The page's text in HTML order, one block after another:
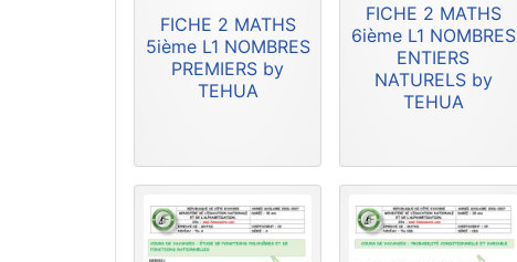
FICHE 2 MATHS
5ième L1 NOMBRES
PREMIERS by
TEHUA
FICHE 2 MATHS
6ième L1 NOMBRES
ENTIERS
NATURELS by
TEHUA